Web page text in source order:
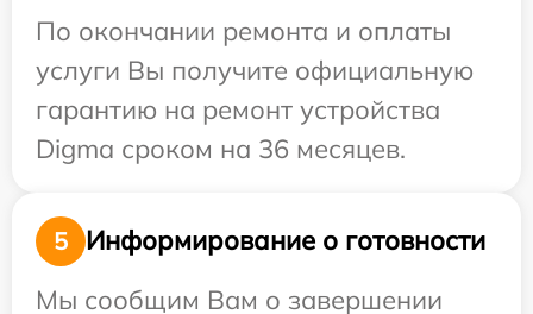
По окончании ремонта и оплаты
услуги Вы получите официальную
гарантию на ремонт устройства
Digma сроком на 36 месяцев.
5
Информирование о готовности
Мы сообщим Вам о завершении